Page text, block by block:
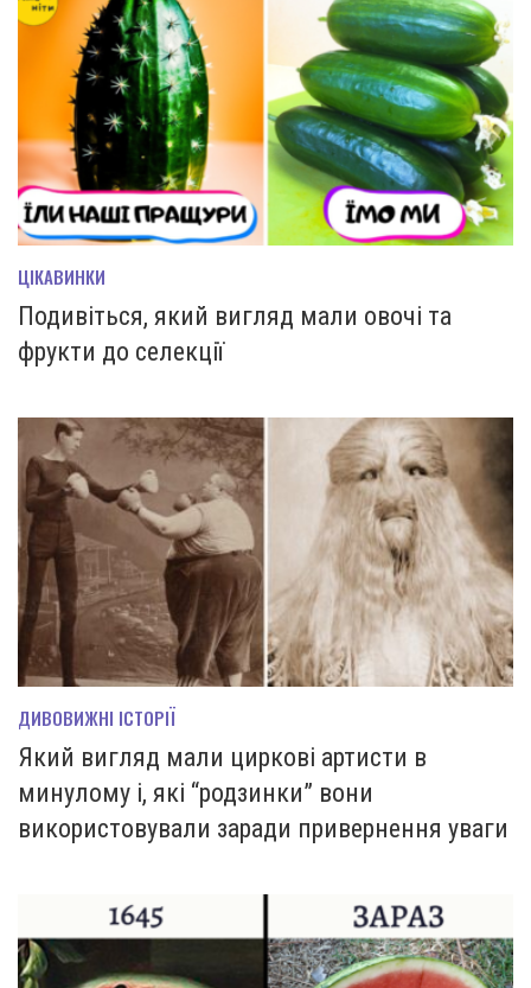
ЦІКАВИНКИ
Подивіться, який вигляд мали овочі та
фрукти до селекції
ДИВОВИЖНІ ІСТОРІЇ
Який вигляд мали циркові артисти в
минулому і, які “родзинки” вони
використовували заради привернення уваги